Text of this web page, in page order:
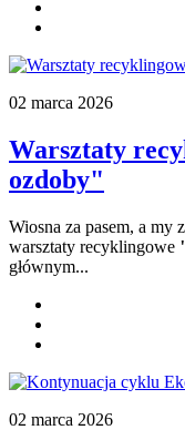
02 marca 2026
Warsztaty
ozdoby"
Wiosna za pasem, a my
warsztaty recyklingowe
głównym...
02 marca 2026